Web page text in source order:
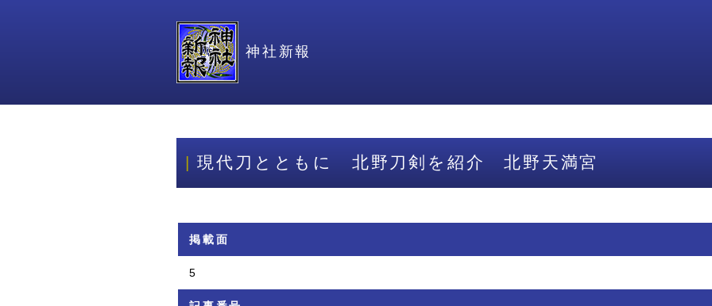
神社新報
現代刀とともに 北野刀剣を紹介 北野天満宮
掲載面
5